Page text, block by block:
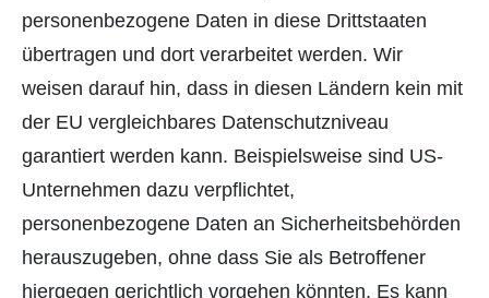
personenbezogene Daten in diese Drittstaaten
übertragen und dort verarbeitet werden. Wir
weisen darauf hin, dass in diesen Ländern kein mit
der EU vergleichbares Datenschutzniveau
garantiert werden kann. Beispielsweise sind US-
Unternehmen dazu verpflichtet,
personenbezogene Daten an Sicherheitsbehörden
herauszugeben, ohne dass Sie als Betroffener
hiergegen gerichtlich vorgehen könnten. Es kann